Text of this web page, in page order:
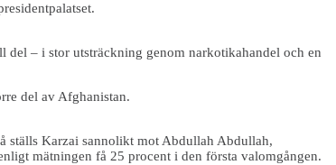
del – i stor utsträckning genom narkotikahandel och en
del av Afghanistan.
ställs Karzai sannolikt mot Abdullah Abdullah,
mätningen få 25 procent i den första valomgången.